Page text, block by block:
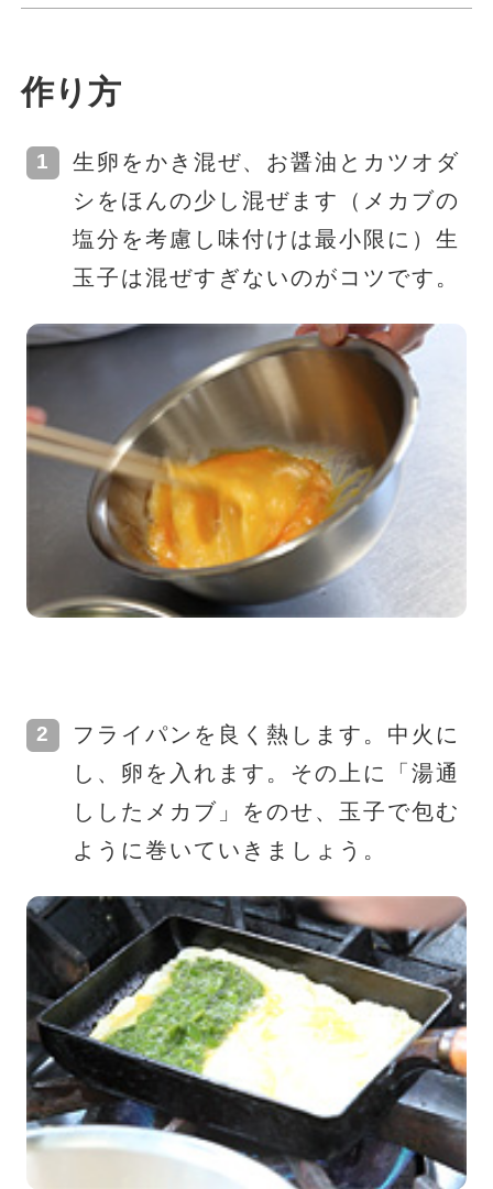
作り方
生卵をかき混ぜ、お醤油とカツオダ
シをほんの少し混ぜます（メカブの
塩分を考慮し味付けは最小限に）生
玉子は混ぜすぎないのがコツです。
フライパンを良く熱します。中火に
し、卵を入れます。その上に「湯通
ししたメカブ」をのせ、玉子で包む
ように巻いていきましょう。